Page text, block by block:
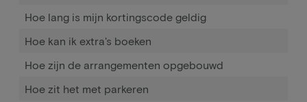
Hoe lang is mijn kortingscode geldig
Hoe kan ik extra's boeken
Hoe zijn de arrangementen opgebouwd
Hoe zit het met parkeren